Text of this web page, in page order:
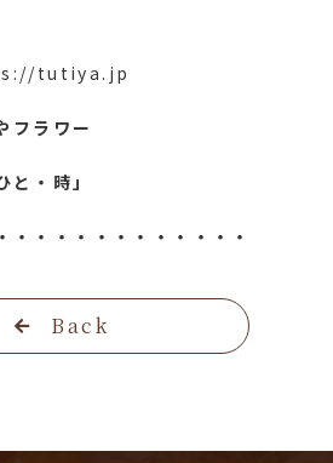
tutiya.jp
フラワー
と・時」
・・・・・・・・・・・・
Back